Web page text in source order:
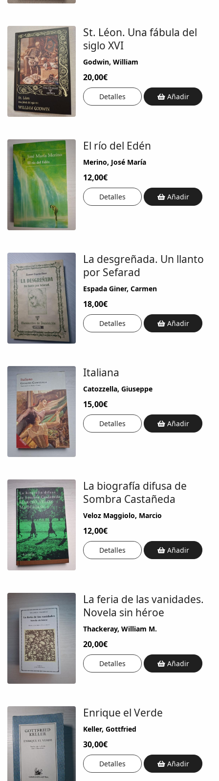
St. Léon. Una fábula del
siglo XVI
Godwin, William
20,00€
Detalles Añadir
El río del Edén
Merino, José María
12,00€
Detalles Añadir
La desgreñada. Un llanto
por Sefarad
Espada Giner, Carmen
18,00€
Detalles Añadir
Italiana
Catozzella, Giuseppe
15,00€
Detalles Añadir
La biografía difusa de
Sombra Castañeda
Veloz Maggiolo, Marcio
12,00€
Detalles Añadir
La feria de las vanidades.
Novela sin héroe
Thackeray, William M.
20,00€
Detalles Añadir
Enrique el Verde
Keller, Gottfried
30,00€
Detalles Añadir